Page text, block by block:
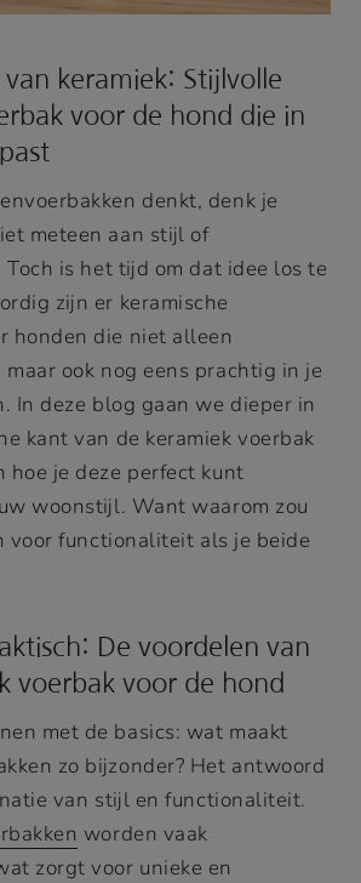
van keramiek: Stijlvolle
voor de hond die in
denkt, denk je
meteen aan stijl of
is het tijd om dat idee los te
zijn er keramische
honden die niet alleen
ook nog eens prachtig in je
In deze blog gaan we dieper in
kant van de keramiek voerbak
hoe je deze perfect kunt
woonstijl. Want waarom zou
voor functionaliteit als je beide
De voordelen van
voerbak voor de hond
met de basics: wat maakt
zo bijzonder? Het antwoord
van stijl en functionaliteit.
worden vaak
zorgt voor unieke en